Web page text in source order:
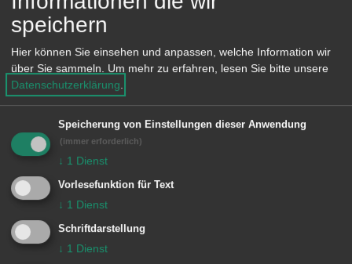
der Straße leben, für zwei Jahre
Unterstützung aus Aalen erhalten soll.
„Für die unbegleiteten Jugendlichen,
die auf der Straße leben, sind Bildungs-
und Freizeitgestaltungsmöglichkeiten
wichtig, um nicht in Kriminalität
abzugleiten“, erläuterte Roland Hamm.
Er hatte die Kontakte zum Verein
hergestellt.
speichern
Hier können Sie einsehen und anpassen, welche Information wir
über Sie sammeln. Um mehr zu erfahren, lesen Sie bitte unsere
Datenschutzerklärung.
Speicherung von Einstellungen dieser Anwendung
(immer erforderlich)
↓ 1 Dienst
Vorlesefunktion für Text
↓ 1 Dienst
Schriftdarstellung
↓ 1 Dienst